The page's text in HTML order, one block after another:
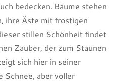
bedecken. Bäume stehen
ihre Äste mit frostigen
stillen Schönheit findet
Zauber, der zum Staunen
sich hier in seiner
Schnee, aber voller